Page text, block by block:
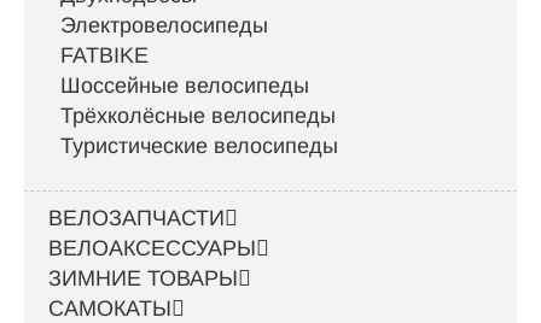
Электровелосипеды
FATBIKE
Шоссейные велосипеды
Трёхколёсные велосипеды
Туристические велосипеды
ВЕЛОЗАПЧАСТИ
ВЕЛОАКСЕССУАРЫ
ЗИМНИЕ ТОВАРЫ
САМОКАТЫ